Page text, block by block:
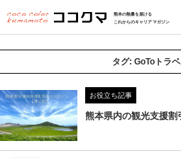
熊本の熱量を届ける
これからのキャリアマガジン
タグ: GoToトラ
お役立ち記事
熊本県内の観光支援